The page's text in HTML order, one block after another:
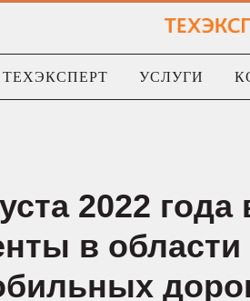
УСЛУГИ
2022
в области